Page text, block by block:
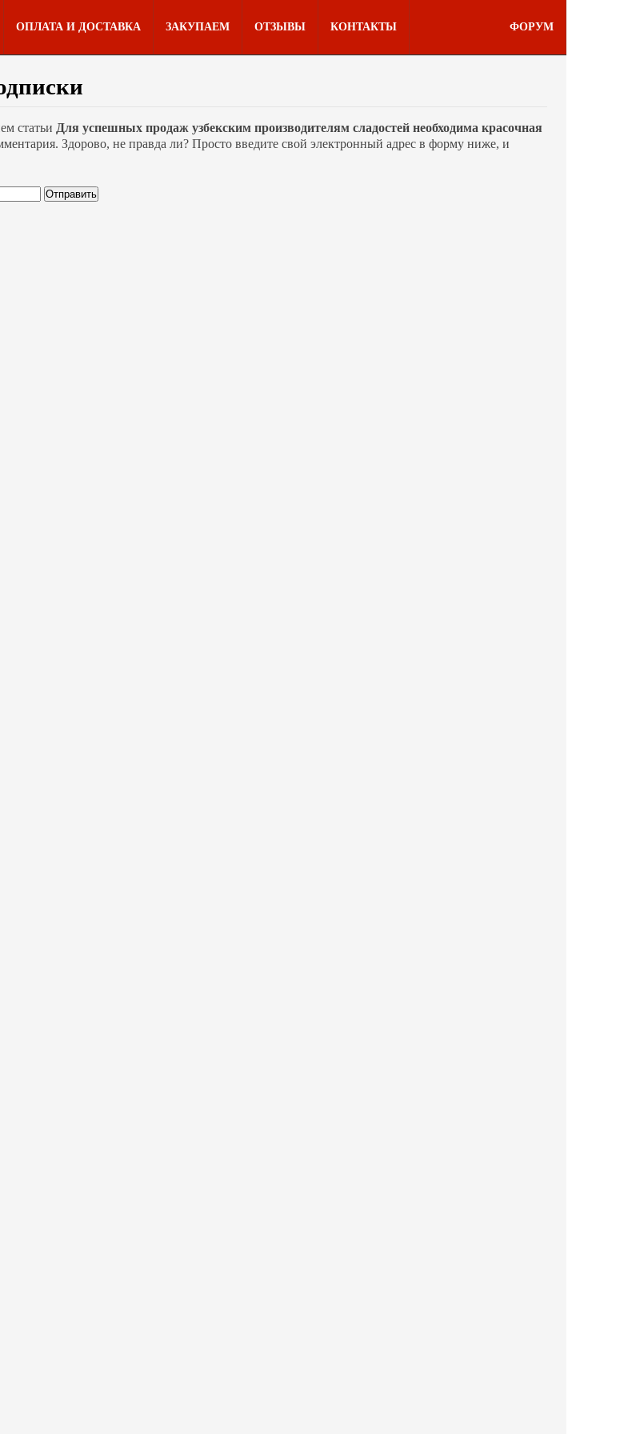
ОПЛАТА И ДОСТАВКА ЗАКУПАЕМ ОТЗЫВЫ КОНТАКТЫ ФОРУМ
статьи Для успешных продаж узбекским производителям сладостей необходима красочная
Здорово, не правда ли? Просто введите свой электронный адрес в форму ниже, и